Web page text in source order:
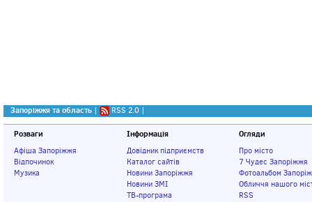
Запоріжжя та область | RSS 2.0 |
Розваги
Афіша Запоріжжя
Відпочинок
Музика
Інформація
Довідник підприємств
Каталог сайтів
Новини Запоріжжя
Новини ЗМІ
ТВ-програма
Огляди
Про місто
7 Чудес Запоріжжя
Фотоальбом
Обличчя нашого
RSS